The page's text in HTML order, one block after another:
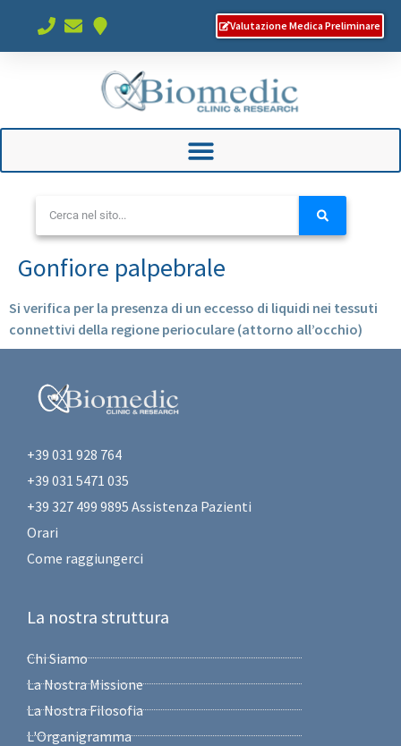
Valutazione Medica Preliminare
Gonfiore palpebrale
Si verifica per la presenza di un eccesso di liquidi nei tessuti
connettivi della regione perioculare (attorno all’occhio)
+39 031 928 764
+39 031 5471 035
+39 327 499 9895 Assistenza Pazienti
Orari
Come raggiungerci
La nostra struttura
Chi Siamo
La Nostra Missione
La Nostra Filosofia
L'Organigramma